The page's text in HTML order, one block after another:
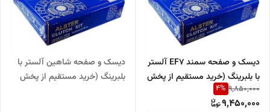
دیسک و صفحه سمند EF7 آلستر
با بلبرینگ (خرید مستقیم از پخش
کننده)
9,850,000
4%
9,450,000
دیسک و صفحه شاهین آلستر با
بلبرینگ (خرید مستقیم از پخش